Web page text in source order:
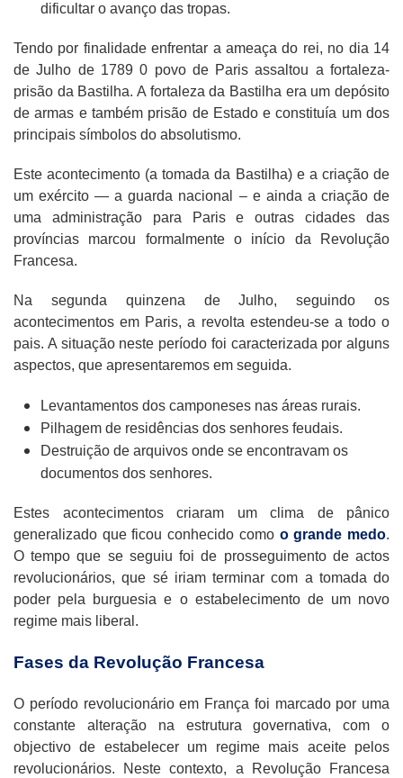
dificultar o avanço das tropas.
Tendo por finalidade enfrentar a ameaça do rei, no dia 14
de Julho de 1789 0 povo de Paris assaltou a fortaleza-
prisão da Bastilha. A fortaleza da Bastilha era um depósito
de armas e também prisão de Estado e constituía um dos
principais símbolos do absolutismo.
Este acontecimento (a tomada da Bastilha) e a criação de
um exército — a guarda nacional – e ainda a criação de
uma administração para Paris e outras cidades das
províncias marcou formalmente o início da Revolução
Francesa.
Na segunda quinzena de Julho, seguindo os
acontecimentos em Paris, a revolta estendeu-se a todo o
pais. A situação neste período foi caracterizada por alguns
aspectos, que apresentaremos em seguida.
Levantamentos dos camponeses nas áreas rurais.
Pilhagem de residências dos senhores feudais.
Destruição de arquivos onde se encontravam os
documentos dos senhores.
Estes acontecimentos criaram um clima de pânico
generalizado que ficou conhecido como o grande medo.
O tempo que se seguiu foi de prosseguimento de actos
revolucionários, que sé iriam terminar com a tomada do
poder pela burguesia e o estabelecimento de um novo
regime mais liberal.
Fases da Revolução Francesa
O período revolucionário em França foi marcado por uma
constante alteração na estrutura governativa, com o
objectivo de estabelecer um regime mais aceite pelos
revolucionários. Neste contexto, a Revolução Francesa